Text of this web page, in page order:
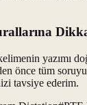
yazımı
önce tüm
tavsiye ederim.